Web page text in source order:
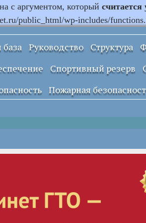
с аргументом, который
public_html/wp-includes/
Руководство Структура
Спортивный резерв
Пожарная